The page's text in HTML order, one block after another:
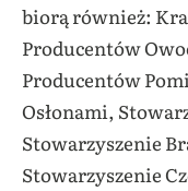
biorą również:
Producentów
Producentów
Osłonami,
Stowarzyszenie
Stowarzyszenie